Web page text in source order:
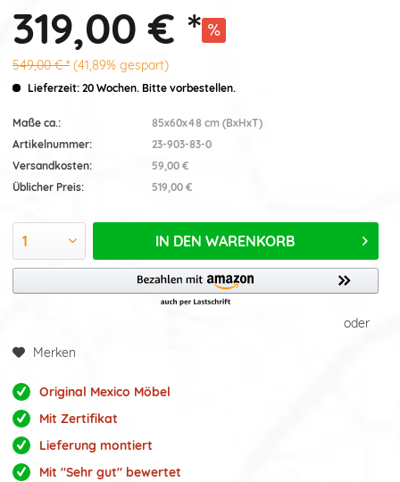
319,00 € *
549,00 € * (41,89% gespart)
Lieferzeit: 20 Wochen. Bitte vorbestellen.
Maße ca.:
85x60x48 cm (BxHxT)
Artikelnummer:
23-903-83-0
Versandkosten:
59,00 €
Üblicher Preis:
519,00 €
IN DEN WARENKORB
oder
Merken
Original Mexico Möbel
Mit Zertifikat
Lieferung montiert
Mit "Sehr gut" bewertet